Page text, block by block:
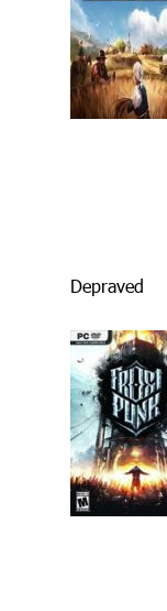
Depraved